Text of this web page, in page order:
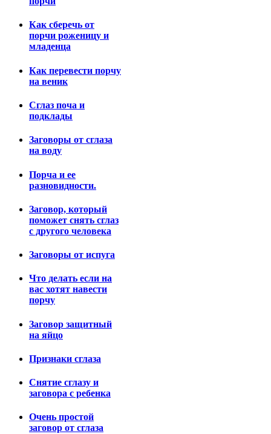
Как сберечь от
порчи роженицу и
младенца
Как перевести порчу
на веник
Сглаз поча и
подклады
Заговоры от сглаза
на воду
Порча и ее
разновидности.
Заговор, который
поможет снять сглаз
с другого человека
Заговоры от испуга
Что делать если на
вас хотят навести
порчу
Заговор защитный
на яйцо
Признаки сглаза
Снятие сглазу и
заговора с ребенка
Очень простой
заговор от сглаза